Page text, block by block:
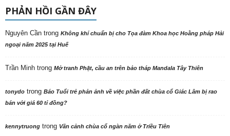
PHẢN HỒI GẦN ĐÂY
Nguyên Cần trong Không khí chuẩn bị cho Tọa đàm Khoa học Hoằng pháp Hải
ngoại năm 2025 tại Huế
Trần Minh trong Mở tranh Phật, cầu an trên bảo tháp Mandala Tây Thiên
tonydo trong Báo Tuổi trẻ phản ảnh về việc phần đất chùa cổ Giác Lâm bị rao
bán với giá 60 tỉ đồng?
kennytruong trong Vãn cảnh chùa cổ ngàn năm ở Triều Tiên